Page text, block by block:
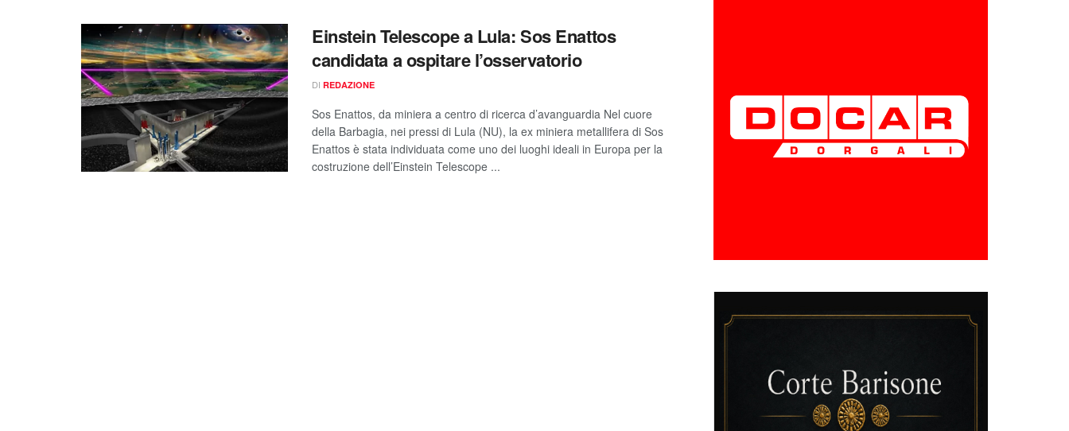
Einstein Telescope a Lula: Sos Enattos
candidata a ospitare l’osservatorio
DI REDAZIONE
Sos Enattos, da miniera a centro di ricerca d’avanguardia Nel cuore
della Barbagia, nei pressi di Lula (NU), la ex miniera metallifera di Sos
Enattos è stata individuata come uno dei luoghi ideali in Europa per la
costruzione dell’Einstein Telescope ...